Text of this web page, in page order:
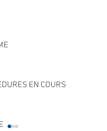
EN COURS